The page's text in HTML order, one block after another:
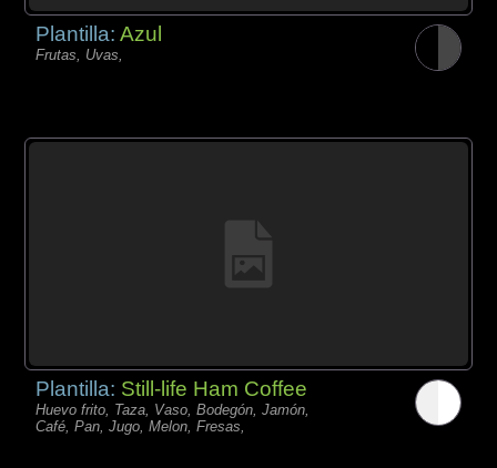
Plantilla:Azul
Frutas, Uvas,
Plantilla: Still-life Ham Coffee
Huevo frito, Taza, Vaso, Bodegón, Jamón,
Café, Pan, Jugo, Melon, Fresas,